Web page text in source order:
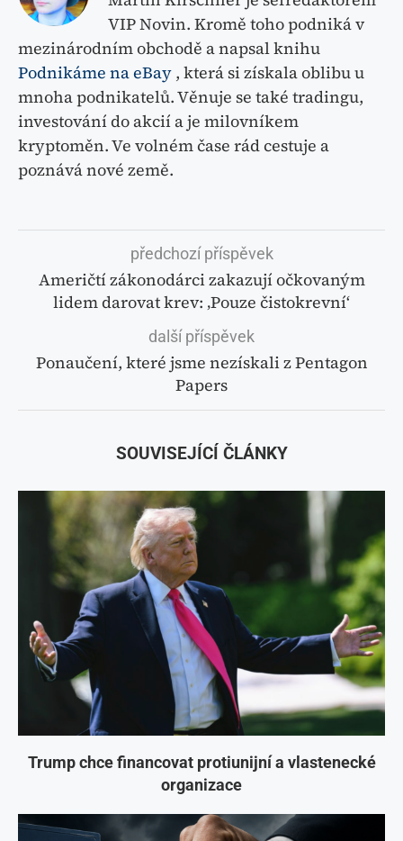
VIP Novin. Kromě toho podniká v
mezinárodním obchodě a napsal knihu
Podnikáme na eBay , která si získala oblibu u
mnoha podnikatelů. Věnuje se také tradingu,
investování do akcií a je milovníkem
kryptoměn. Ve volném čase rád cestuje a
poznává nové země.
předchozí příspěvek
Američtí zákonodárci zakazují očkovaným
lidem darovat krev: ‚Pouze čistokrevní‘
další příspěvek
Ponaučení, které jsme nezískali z Pentagon
Papers
SOUVISEJÍCÍ ČLÁNKY
Trump chce financovat protiunijní a vlastenecké
organizace